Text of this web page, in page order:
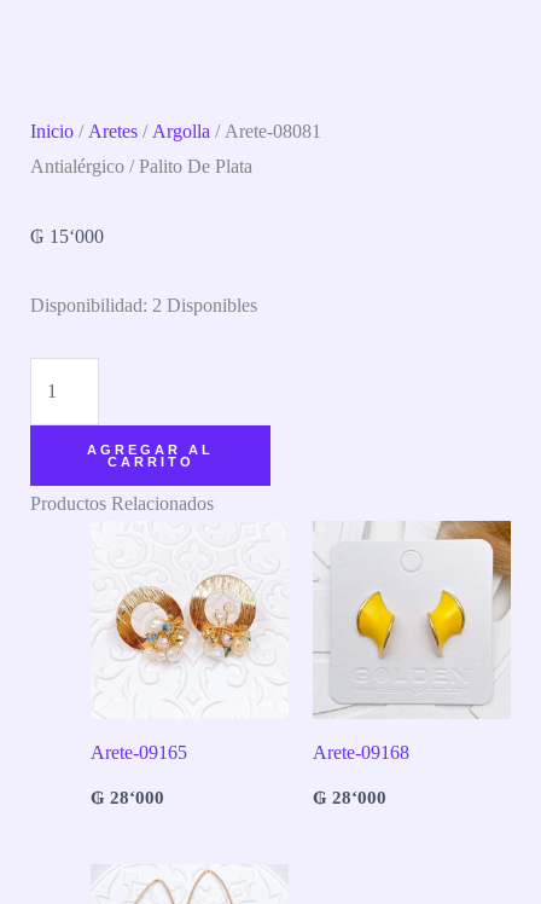
Inicio /Aretes /Argolla / Arete-08081
Antialérgico / Palito De Plata
₲ 15‘000
Disponibilidad: 2 Disponibles
AGREGAR AL
CARRITO
Productos Relacionados
Arete-09165
₲28‘000
Arete-09168
₲28‘000